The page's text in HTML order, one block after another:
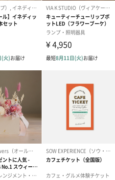
真・グリーティング）
、様々なシーンのメッセージカ
ンは一部変更する場合がありま